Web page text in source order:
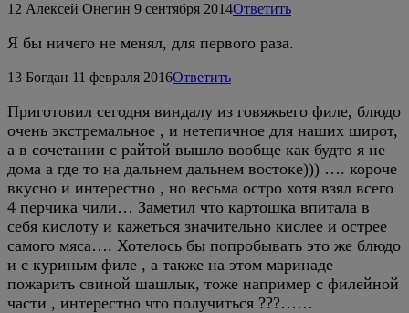
12 Алексей Онегин 9 сентября 2014Ответить
Я бы ничего не менял, для первого раза.
13 Богдан 11 февраля 2016Ответить
Приготовил сегодня виндалу из говяжьего филе, блюдо
очень экстремальное , и нетепичное для наших широт,
а в сочетании с райтой вышло вообще как будто я не
дома а где то на дальнем дальнем востоке))) …. короче
вкусно и интерестно , но весьма остро хотя взял всего
4 перчика чили… Заметил что картошка впитала в
себя кислоту и кажеться значительно кислее и острее
самого мяса…. Хотелось бы попробывать это же блюдо
и с куриным филе , а также на этом маринаде
пожарить свиной шашлык, тоже например с филейной
части , интерестно что получиться ???……